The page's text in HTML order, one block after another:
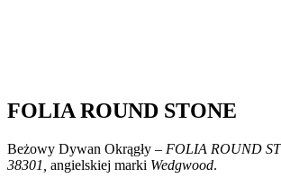
FOLIA ROUND STONE
Beżowy Dywan Okrągły – FOLIA ROUND
38301, angielskiej marki Wedgwood.